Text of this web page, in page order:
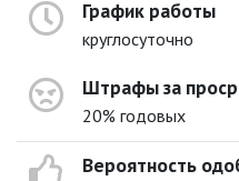
График работы
круглосуточно
Штрафы за
20% годовых
Вероятность